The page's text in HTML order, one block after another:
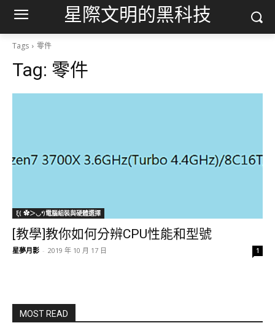
星際文明的黑科技
Tags 零件
Tag: 零件
ξ( ✿＞◡❛)電腦組裝與硬體選擇
[教學]教你如何分辨CPU性能和型號
星夢月影 - 2019 年 10 月 17 日 1
MOST READ